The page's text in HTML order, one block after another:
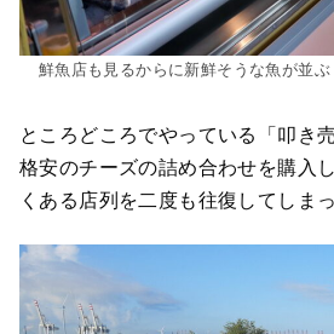
鮮魚店も見るからに新鮮そうな魚が並
ところどころでやっている「叩き
格安のチーズの詰め合わせを購入
くある店列を二度も往復してしまっ